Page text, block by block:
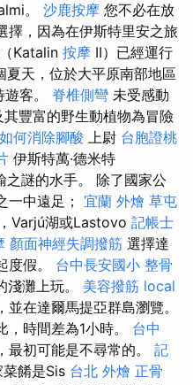
。 沙鹿按摩 您不必在放
擇，因為在伊斯特里安之旅
Katalin 按摩 II）已經運行
夏天，位於大平原南部地區
客。 脊椎側彎 未受感動
豐富的野生動植物為冒險
如何消除腳酸 上尉 台胞證桃
伊斯特萬·德米特
之謎的水手。 除了國家公
一中遠足； 宜蘭 外燴 草屯
Varjú湖或Lastovo 記帳士
顏面神經失調撥筋 選擇達
度假。 台中長安國小 整骨
灘上玩。 美容撥筋 local
在達爾馬提亞群島瀏覽。
時間差為1小時。 台中
最初可能是不尋常的。 記
餚是Sis 台北 外燴 正骨